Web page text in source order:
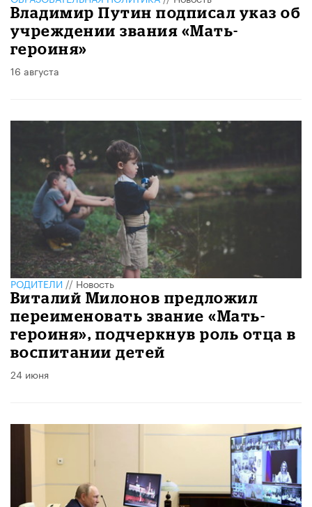
Владимир Путин подписал указ об
учреждении звания «Мать-
героиня»
16 августа
РОДИТЕЛИ//Новость
Виталий Милонов предложил
переименовать звание «Мать-
героиня», подчеркнув роль отца в
воспитании детей
24 июня